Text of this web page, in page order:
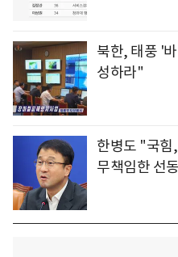
북한, 태풍 '
성하라"
한병도 "국힘
무책임한 선